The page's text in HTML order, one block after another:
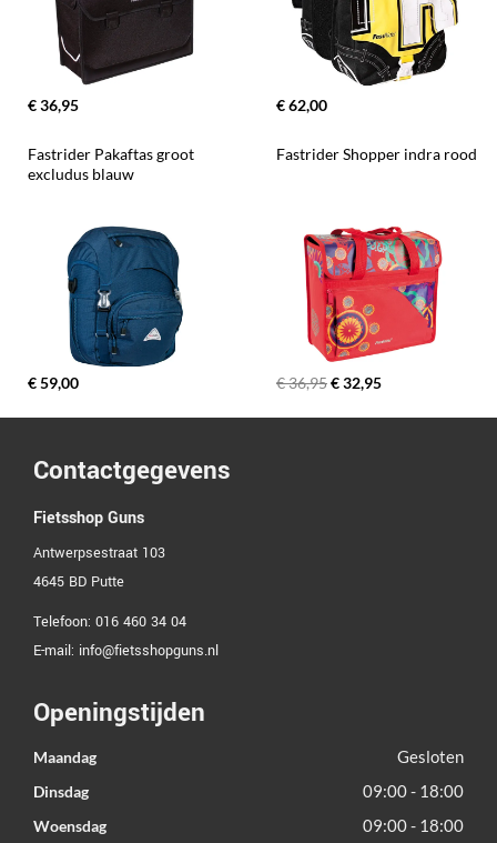
€ 36,95 € 62,00
Fastrider Pakaftas groot
excludus blauw
€ 59,00
Fastrider Shopper indra rood
€ 36,95€ 32,95
Contactgegevens
Fietsshop Guns
Antwerpsestraat 103
4645 BD Putte
Telefoon: 016 460 34 04
E-mail: info@fietsshopguns.nl
Openingstijden
Maandag Gesloten
Dinsdag 09:00 - 18:00
Woensdag 09:00 - 18:00